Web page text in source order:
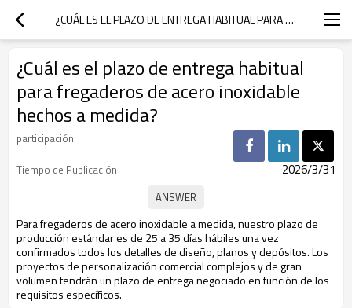
¿CUÁL ES EL PLAZO DE ENTREGA HABITUAL PARA FREGADEROS DE ACERO INOXIDABLE HECHOS A MEDIDA?
¿Cuál es el plazo de entrega habitual
para fregaderos de acero inoxidable
hechos a medida?
participación
Tiempo de Publicación
2026/3/31
Para fregaderos de acero inoxidable a medida, nuestro plazo de
producción estándar es de 25 a 35 días hábiles una vez
confirmados todos los detalles de diseño, planos y depósitos. Los
proyectos de personalización comercial complejos y de gran
volumen tendrán un plazo de entrega negociado en función de los
requisitos específicos.